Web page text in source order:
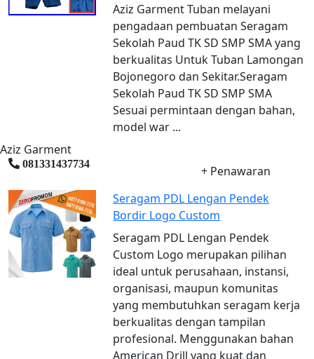
Aziz Garment Tuban melayani
pengadaan pembuatan Seragam
Sekolah Paud TK SD SMP SMA yang
berkualitas Untuk Tuban Lamongan
Bojonegoro dan Sekitar.Seragam
Sekolah Paud TK SD SMP SMA
Sesuai permintaan dengan bahan,
model war ...
Aziz Garment
081331437734
+ Penawaran
Seragam PDL Lengan Pendek
Bordir Logo Custom
Seragam PDL Lengan Pendek
Custom Logo merupakan pilihan
ideal untuk perusahaan, instansi,
organisasi, maupun komunitas
yang membutuhkan seragam kerja
berkualitas dengan tampilan
profesional. Menggunakan bahan
American Drill yang kuat dan